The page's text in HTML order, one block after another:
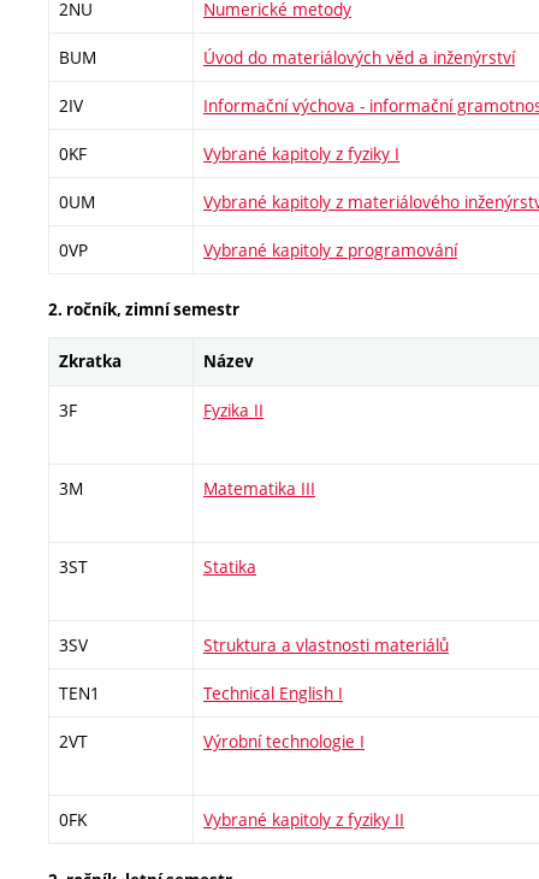
2NU Numerické metody
BUM Úvod do materiálových věd a inženýrství
2IV Informační výchova - informační
0KF Vybrané kapitoly z fyziky I
0UM Vybrané kapitoly z materiálového
0VP Vybrané kapitoly z programování
2. ročník, zimní semestr
Zkratka Název
3F Fyzika II
3M Matematika III
3ST Statika
3SV Struktura a vlastnosti materiálů
TEN1 Technical English I
2VT Výrobní technologie I
0FK Vybrané kapitoly z fyziky II